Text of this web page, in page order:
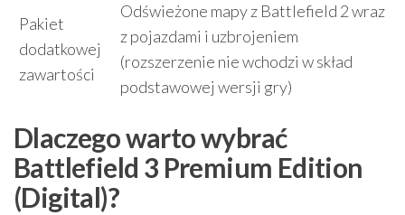
Pakiet
dodatkowej
zawartości
Odświeżone mapy z Battlefield 2 wraz
z pojazdami i uzbrojeniem
(rozszerzenie nie wchodzi w skład
podstawowej wersji gry)
Dlaczego warto wybrać
Battlefield 3 Premium Edition
(Digital)?